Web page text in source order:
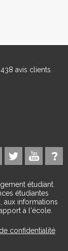
438 avis clients.
étudiant
étudiantes
aux informations
à l'école.
confidentialité